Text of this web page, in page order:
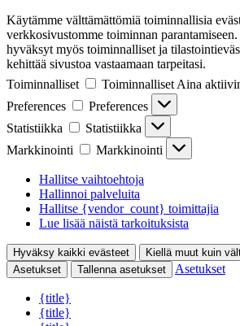
Käytämme välttämättömiä toiminnallisia
verkkosivustomme toiminnan
hyväksyt myös toiminnalliset ja
kehittää sivustoa vastaamaan tarpeitasi.
Toiminnalliset
Toiminnalliset Aina
Preferences
Preferences
Statistiikka
Statistiikka
Markkinointi
Markkinointi
Hallitse vaihtoehtoja
Hallinnoi palveluita
Hallitse {vendor_count} toimittajia
Lue lisää näistä tarkoituksista
Hyväksy kaikki evästeet
Kiellä muut kuin
Asetukset
Tallenna asetukset Asetukset
{title}
{title}